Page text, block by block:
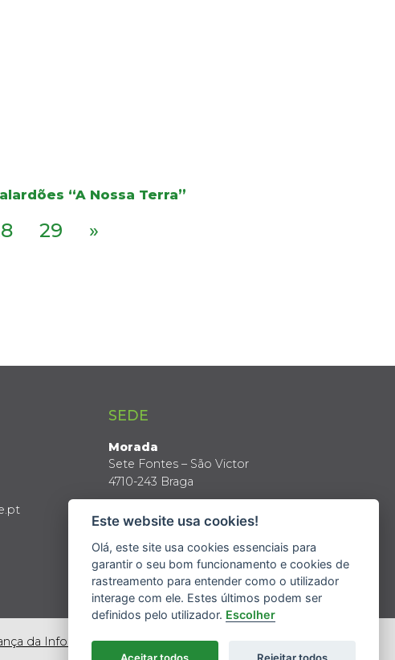
“A Nossa Terra”
29 »
SEDE
Morada
Sete Fontes – São Victor
4710-243 Braga
Latitude: 41º 34’ N
Longitude: 8º 24’ W
da Informação
Este website usa cookies!
Olá, este site usa cookies essenciais para
garantir o seu bom funcionamento e cookies de
rastreamento para entender como o utilizador
interage com ele. Estes últimos podem ser
definidos pelo utilizador. Escolher
Aceitar todos Rejeitar todos